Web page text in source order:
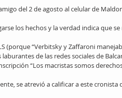
del 2 de agosto al celular de
los hechos y la verdad indica que
(porque “Verbitsky y Zaffaroni
de las redes sociales de
“Los macristas somos
se atrevió a calificar a este cronista